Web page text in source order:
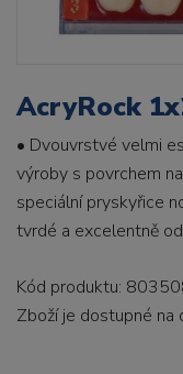
AcryRock
• Dvouvrstvé velmi
výroby s povrchem
speciální pryskyřice
tvrdé a excelentně
Kód produktu:
Zboží je dostupné na